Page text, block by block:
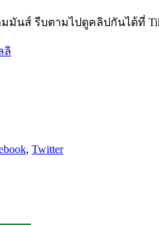
นส์ รีบตามไปดูคลิปกันได้ที่
ลิ
, Twitter